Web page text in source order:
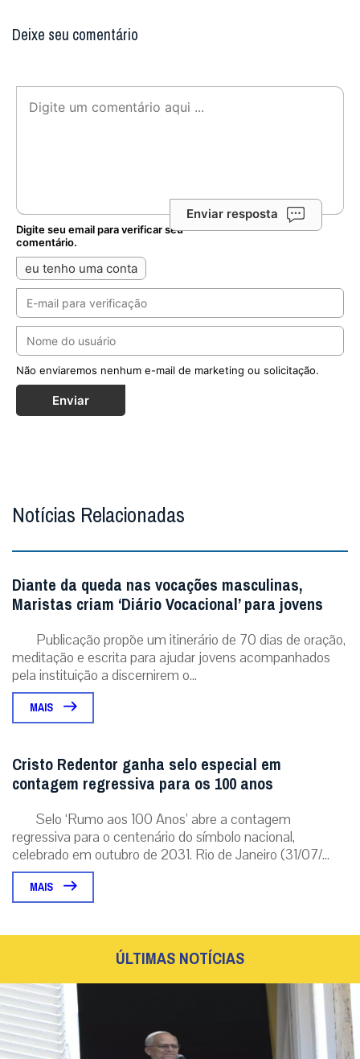
Deixe seu comentário
Enviar resposta
Digite seu email para verificar seu
comentário.
eu tenho uma conta
Não enviaremos nenhum e-mail de marketing ou solicitação.
Enviar
Notícias Relacionadas
Diante da queda nas vocações masculinas,
Maristas criam ‘Diário Vocacional’ para jovens
Publicação propõe um itinerário de 70 dias de oração,
meditação e escrita para ajudar jovens acompanhados
pela instituição a discernirem o...
MAIS
Cristo Redentor ganha selo especial em
contagem regressiva para os 100 anos
Selo ‘Rumo aos 100 Anos’ abre a contagem
regressiva para o centenário do símbolo nacional,
celebrado em outubro de 2031. Rio de Janeiro (31/07/...
MAIS
ÚLTIMAS NOTÍCIAS